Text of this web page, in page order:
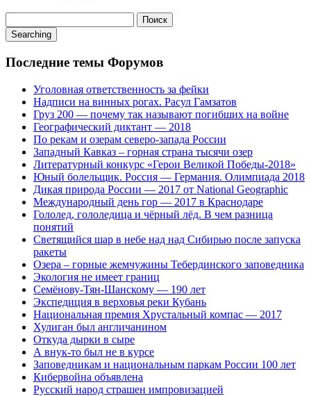
Searching
Последние темы Форумов
Уголовная ответственность за фейки
Надписи на винных рогах. Расул Гамзатов
Груз 200 — почему так называют погибших на войне
Географический диктант — 2018
По рекам и озерам северо-запада России
Западный Кавказ – горная страна тысячи озер
Литературный конкурс «Герои Великой Победы-2018»
Юный болельщик. Россия — Германия. Олимпиада 2018
Дикая природа России — 2017 от National Geographic
Международный день гор — 2017 в Краснодаре
Гололед, гололедица и чёрный лёд. В чем разница
понятий
Светящийся шар в небе над над Сибирью после запуска
ракеты
Озера – горные жемчужины Тебердинского заповедника
Экология не имеет границ
Семёнову-Тян-Шанскому — 190 лет
Экспедиция в верховья реки Кубань
Национальная премия Хрустальный компас — 2017
Хулиган был англичанином
Откуда дырки в сыре
А внук-то был не в курсе
Заповедникам и национальным паркам России 100 лет
Кибервойна объявлена
Русский народ страшен импровизацией